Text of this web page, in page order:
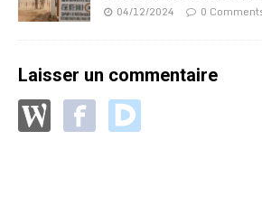
04/12/2024 0
Laisser un commentaire